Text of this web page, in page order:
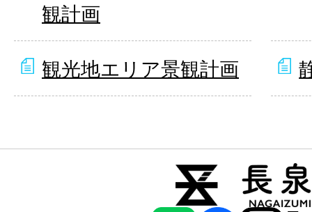
観計画
観光地エリア景観計画